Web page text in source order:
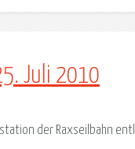
Juli 2010
der Raxseilbahn